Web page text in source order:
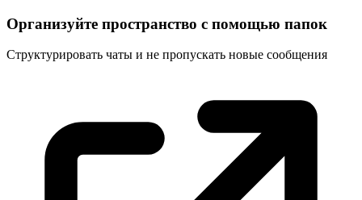
Организуйте пространство с помощью папок
Структурировать чаты и не пропускать новые сообщения